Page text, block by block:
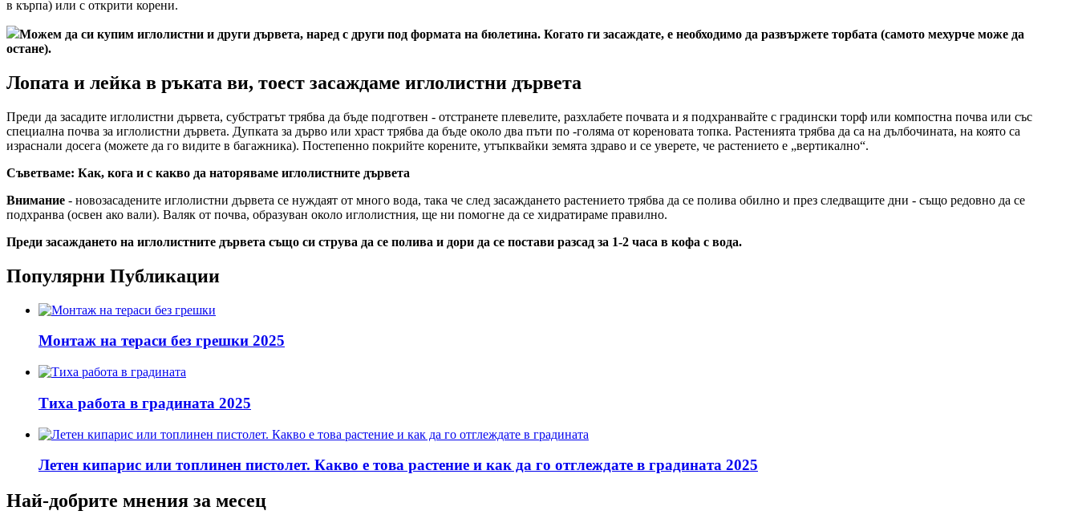
в кърпа) или с открити корени.
Можем да си купим иглолистни и други дървета, наред с други под формата на бюлетина. Когато ги засаждате, е необходимо да развържете торбата (самото мехурче може да
остане).
Лопата и лейка в ръката ви, тоест засаждаме иглолистни дървета
Преди да засадите иглолистни дървета, субстратът трябва да бъде подготвен - отстранете плевелите, разхлабете почвата и я подхранвайте с градински торф или компостна почва или със
специална почва за иглолистни дървета. Дупката за дърво или храст трябва да бъде около два пъти по -голяма от кореновата топка. Растенията трябва да са на дълбочината, на която са
израснали досега (можете да го видите в багажника). Постепенно покрийте корените, утъпквайки земята здраво и се уверете, че растението е „вертикално“.
Съветваме: Как, кога и с какво да наторяваме иглолистните дървета
Внимание - новозасадените иглолистни дървета се нуждаят от много вода, така че след засаждането растението трябва да се полива обилно и през следващите дни - също редовно да се
подхранва (освен ако вали). Валяк от почва, образуван около иглолистния, ще ни помогне да се хидратираме правилно.
Преди засаждането на иглолистните дървета също си струва да се полива и дори да се постави разсад за 1-2 часа в кофа с вода.
Популярни Публикации
Монтаж на тераси без грешки 2025
Тиха работа в градината 2025
Летен кипарис или топлинен пистолет. Какво е това растение и как да го отглеждате в градината 2025
Най-добрите мнения за месец